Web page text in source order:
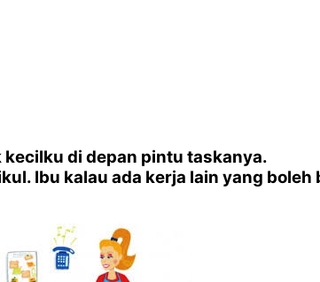
kecilku di depan pintu taskanya.
Ibu kalau ada kerja lain yang